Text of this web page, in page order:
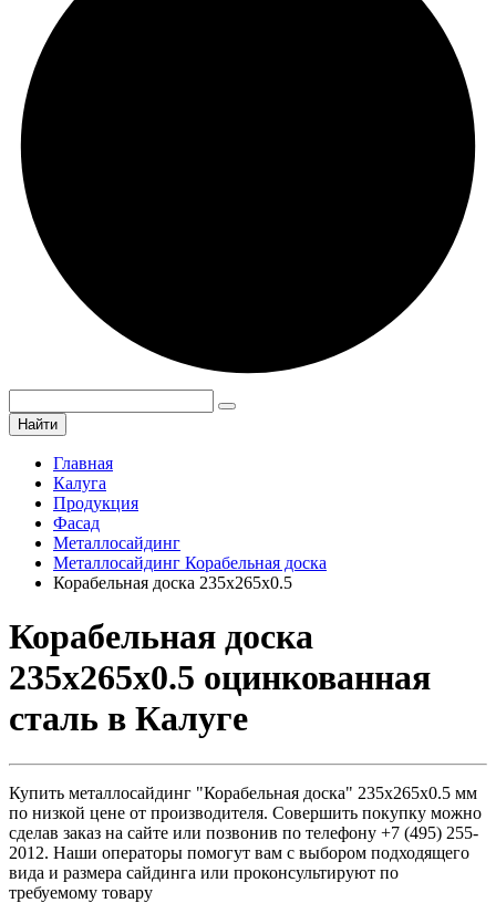
Найти
Главная
Калуга
Продукция
Фасад
Металлосайдинг
Металлосайдинг Корабельная доска
Корабельная доска 235х265х0.5
Корабельная доска
235х265х0.5 оцинкованная
сталь в Калуге
Купить металлосайдинг "Корабельная доска" 235х265х0.5 мм
по низкой цене от производителя. Совершить покупку можно
сделав заказ на сайте или позвонив по телефону +7 (495) 255-
2012. Наши операторы помогут вам с выбором подходящего
вида и размера сайдинга или проконсультируют по
требуемому товару